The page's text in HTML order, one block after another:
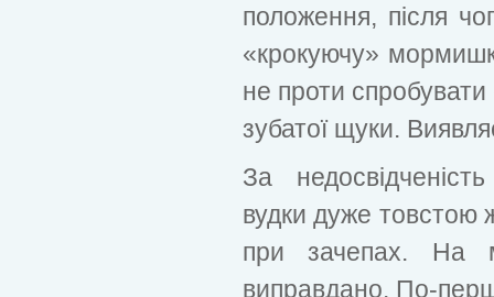
положення, після
«крокуючу»
не проти спробувати
зубатої щуки.
За
вудки дуже товстою
при зачепах. На
виправдано. По-